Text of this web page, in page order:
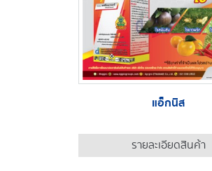
แอ็กนิส
รายละเอียดสินค้า